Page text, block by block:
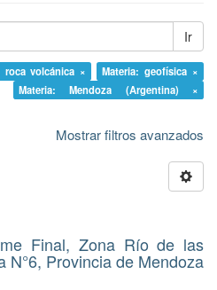
Ir
roca volcánica ×
Materia: geofísica ×
Materia: Mendoza (Argentina) ×
Mostrar filtros avanzados
Final, Zona Río de las
N°6, Provincia de Mendoza